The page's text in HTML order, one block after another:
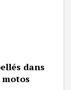
dans